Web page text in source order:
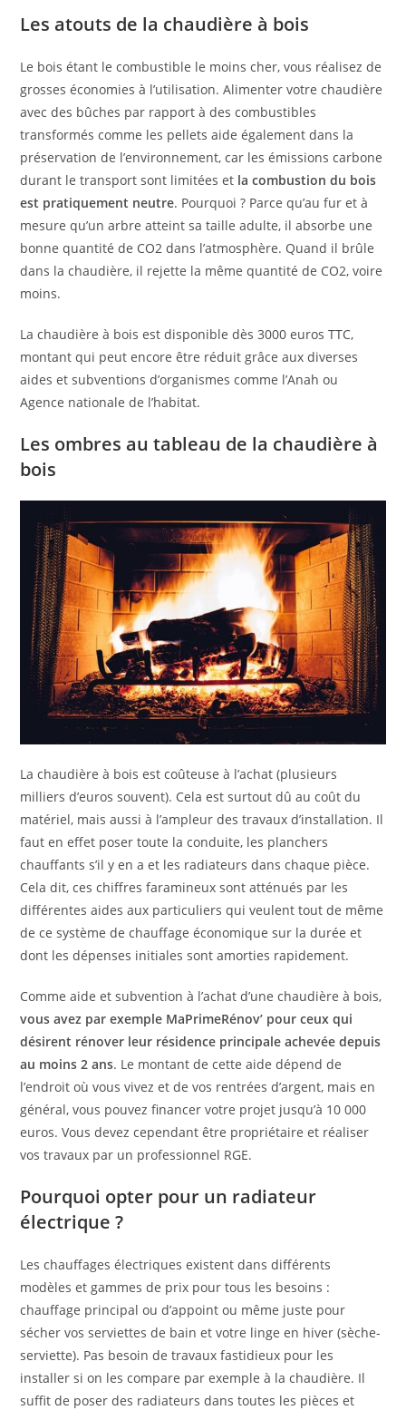
Les atouts de la chaudière à bois
Le bois étant le combustible le moins cher, vous réalisez de
grosses économies à l’utilisation. Alimenter votre chaudière
avec des bûches par rapport à des combustibles
transformés comme les pellets aide également dans la
préservation de l’environnement, car les émissions carbone
durant le transport sont limitées et la combustion du bois
est pratiquement neutre. Pourquoi ? Parce qu’au fur et à
mesure qu’un arbre atteint sa taille adulte, il absorbe une
bonne quantité de CO2 dans l’atmosphère. Quand il brûle
dans la chaudière, il rejette la même quantité de CO2, voire
moins.
La chaudière à bois est disponible dès 3000 euros TTC,
montant qui peut encore être réduit grâce aux diverses
aides et subventions d’organismes comme l’Anah ou
Agence nationale de l’habitat.
Les ombres au tableau de la chaudière à
bois
La chaudière à bois est coûteuse à l’achat (plusieurs
milliers d’euros souvent). Cela est surtout dû au coût du
matériel, mais aussi à l’ampleur des travaux d’installation. Il
faut en effet poser toute la conduite, les planchers
chauffants s’il y en a et les radiateurs dans chaque pièce.
Cela dit, ces chiffres faramineux sont atténués par les
différentes aides aux particuliers qui veulent tout de même
de ce système de chauffage économique sur la durée et
dont les dépenses initiales sont amorties rapidement.
Comme aide et subvention à l’achat d’une chaudière à bois,
vous avez par exemple MaPrimeRénov’ pour ceux qui
désirent rénover leur résidence principale achevée depuis
au moins 2 ans. Le montant de cette aide dépend de
l’endroit où vous vivez et de vos rentrées d’argent, mais en
général, vous pouvez financer votre projet jusqu’à 10 000
euros. Vous devez cependant être propriétaire et réaliser
vos travaux par un professionnel RGE.
Pourquoi opter pour un radiateur
électrique ?
Les chauffages électriques existent dans différents
modèles et gammes de prix pour tous les besoins :
chauffage principal ou d’appoint ou même juste pour
sécher vos serviettes de bain et votre linge en hiver (sèche-
serviette). Pas besoin de travaux fastidieux pour les
installer si on les compare par exemple à la chaudière. Il
suffit de poser des radiateurs dans toutes les pièces et